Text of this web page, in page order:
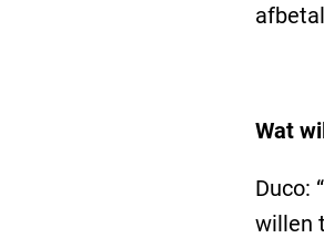
Wat
Duco:
willen